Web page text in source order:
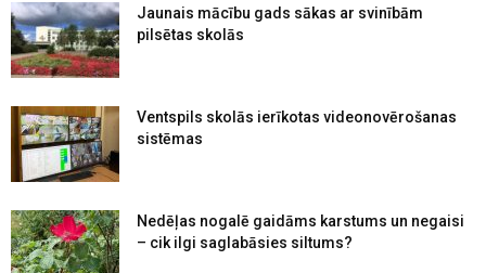
Jaunais mācību gads sākas ar svinībām
pilsētas skolās
Ventspils skolās ierīkotas videonovērošanas
sistēmas
Nedēļas nogalē gaidāms karstums un negaisi
– cik ilgi saglabāsies siltums?